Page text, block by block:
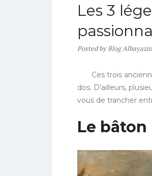
Les 3
PostedbyBlog Albayazin
Ces trois
dos. D’ailleurs,
vous de trancher
Le bâton